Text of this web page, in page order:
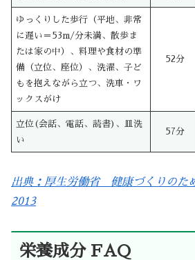
ゆっくりした歩行（平地、非常
に遅い＝53m/分未満、散歩ま
たは家の中）、料理や食材の準
備（立位、座位）、洗濯、子ど
もを抱えながら立つ、洗車・ワ
ックスがけ
52分
立位(会話、電話、読書)、皿洗
い
57分
出典：厚生労働省 健康づくりのた
2013
栄養成分 FAQ